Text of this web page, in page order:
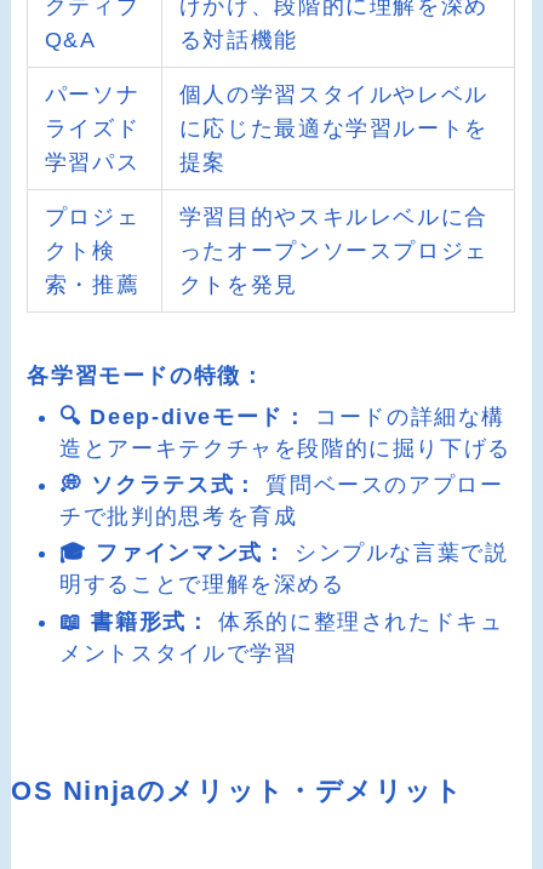
クティブ
Q&A
げかけ、段階的に理解を深め
る対話機能
パーソナ
ライズド
学習パス
個人の学習スタイルやレベル
に応じた最適な学習ルートを
提案
プロジェ
クト検
索・推薦
学習目的やスキルレベルに合
ったオープンソースプロジェ
クトを発見
各学習モードの特徴：
🔍 Deep-diveモード：
コードの詳細な構
造とアーキテクチャを段階的に掘り下げる
💭 ソクラテス式：
質問ベースのアプロー
チで批判的思考を育成
🎓 ファインマン式：
シンプルな言葉で説
明することで理解を深める
📖 書籍形式：
体系的に整理されたドキュ
メントスタイルで学習
OS Ninjaのメリット・デメリット